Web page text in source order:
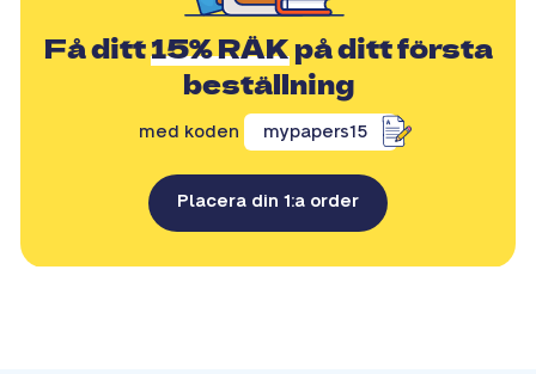
Få ditt15% RÄKpå ditt första
beställning
med koden mypapers15
Placera din 1:a order